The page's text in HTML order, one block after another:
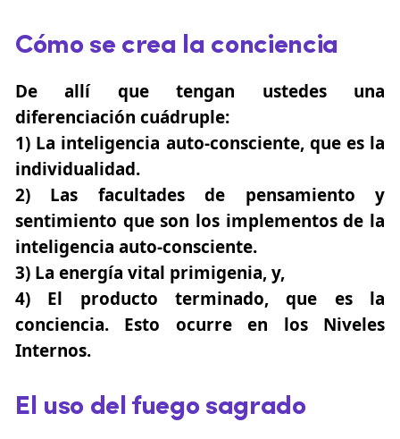
Cómo se crea la conciencia
De allí que tengan ustedes una
diferenciación cuádruple:
1) La inteligencia auto-consciente, que es la
individualidad.
2) Las facultades de pensamiento y
sentimiento que son los implementos de la
inteligencia auto-consciente.
3) La energía vital primigenia, y,
4) El producto terminado, que es la
conciencia. Esto ocurre en los Niveles
Internos.
El uso del fuego sagrado